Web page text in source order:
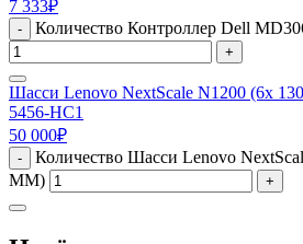
7 333₽
- Количество Контроллер Dell
+
Шасси Lenovo NextScale N1200 (6x
5456-HC1
50 000₽
-
Количество Шасси Lenovo
MM)
+